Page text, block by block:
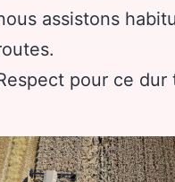
assistons
pour ce